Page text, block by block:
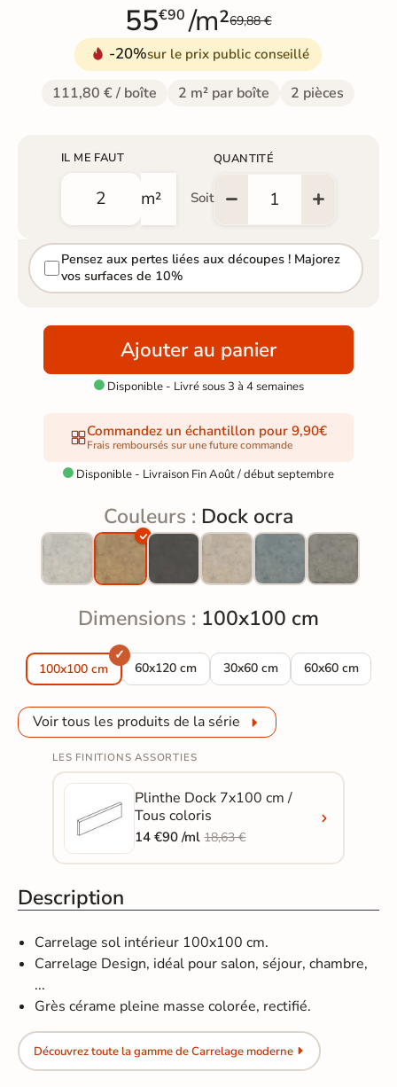
55€90 /m²69,88 €
-20%sur le prix public conseillé
111,80 € / boîte 2 m² par boîte 2 pièces
IL ME FAUT
m² Soit
QUANTITÉ
Pensez aux pertes liées aux découpes ! Majorez
vos surfaces de 10%
Ajouter au panier
Disponible - Livré sous 3 à 4 semaines
Commandez un échantillon pour 9,90€
Frais remboursés sur une future commande
 Disponible - Livraison Fin Août / début septembre
Couleurs : Dock ocra
Dimensions : 100x100 cm
100x100 cm 60x120 cm
Carrelage sol moderne dock ocra 60x120 cm
30x60 cm
Carrelage sol moderne dock
60x60 cm
Carrelage sol
Voir tous les produits de la série
LES FINITIONS ASSORTIES
Plinthe Dock 7x100 cm /
Tous coloris
14 €90 /ml18,63 €
Description
Carrelage sol intérieur 100x100 cm.
Carrelage Design, idéal pour salon, séjour, chambre,
...
Grès cérame pleine masse colorée, rectifié.
Découvrez toute la gamme de Carrelage moderne